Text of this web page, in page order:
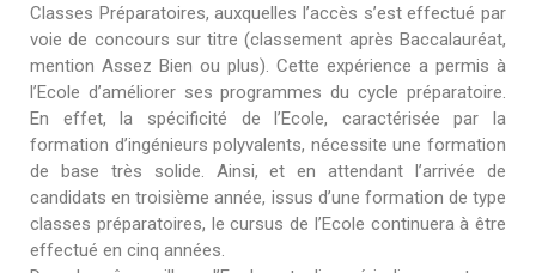
Classes Préparatoires, auxquelles l’accès s’est effectué par
voie de concours sur titre (classement après Baccalauréat,
mention Assez Bien ou plus). Cette expérience a permis à
l’Ecole d’améliorer ses programmes du cycle préparatoire.
En effet, la spécificité de l’Ecole, caractérisée par la
formation d’ingénieurs polyvalents, nécessite une formation
de base très solide. Ainsi, et en attendant l’arrivée de
candidats en troisième année, issus d’une formation de type
classes préparatoires, le cursus de l’Ecole continuera à être
effectué en cinq années.